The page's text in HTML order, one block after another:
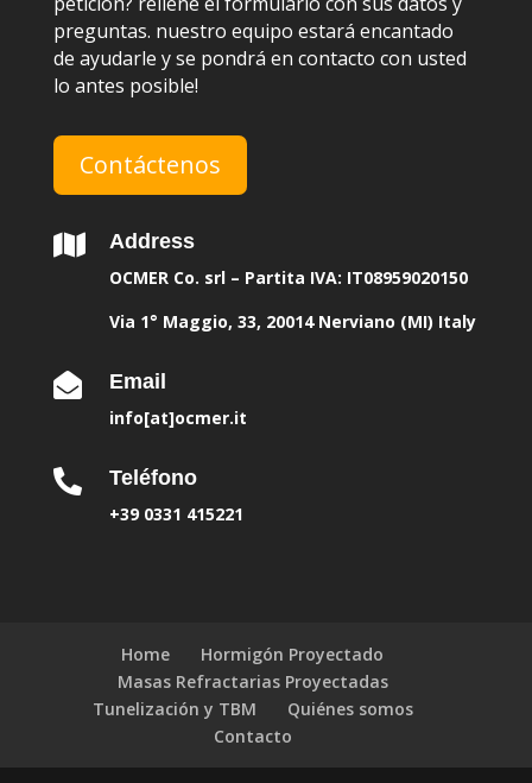
preguntas. nuestro equipo estará encantado
de ayudarle y se pondrá en contacto con usted
lo antes posible!
Contáctenos
 Address
OCMER Co. srl – Partita IVA: IT08959020150
Via 1° Maggio, 33, 20014 Nerviano (MI) Italy
 Email
info[at]ocmer.it
 Teléfono
+39 0331 415221
Home
Hormigón Proyectado
Masas Refractarias Proyectadas
Tunelización y TBM
Quiénes somos
Contacto